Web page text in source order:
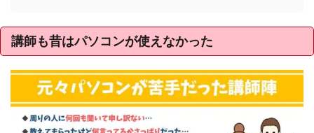
講師も昔はパソコンが使えなかった